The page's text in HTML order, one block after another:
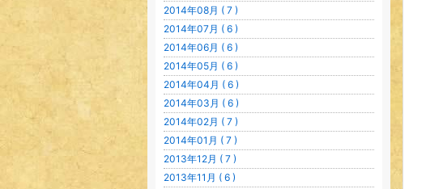
2014年08月 ( 7 )
2014年07月 ( 6 )
2014年06月 ( 6 )
2014年05月 ( 6 )
2014年04月 ( 6 )
2014年03月 ( 6 )
2014年02月 ( 7 )
2014年01月 ( 7 )
2013年12月 ( 7 )
2013年11月 ( 6 )